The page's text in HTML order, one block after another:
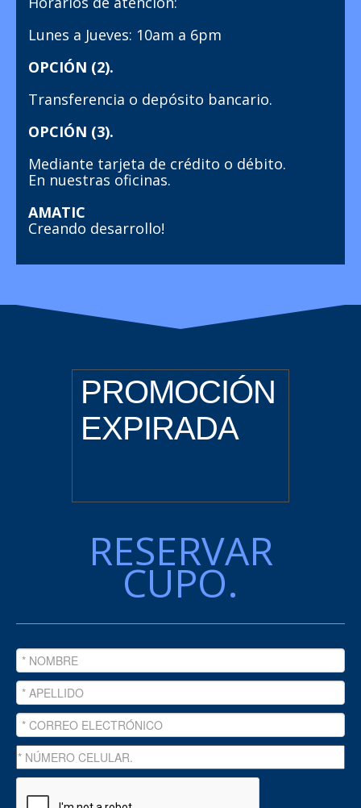
Lunes a Jueves: 10am a 6pm
OPCIÓN (2).
Transferencia o depósito bancario.
OPCIÓN (3).
Mediante tarjeta de crédito o débito.
En nuestras oficinas.
AMATIC
Creando desarrollo!
PROMOCIÓN
EXPIRADA
RESERVAR
CUPO.